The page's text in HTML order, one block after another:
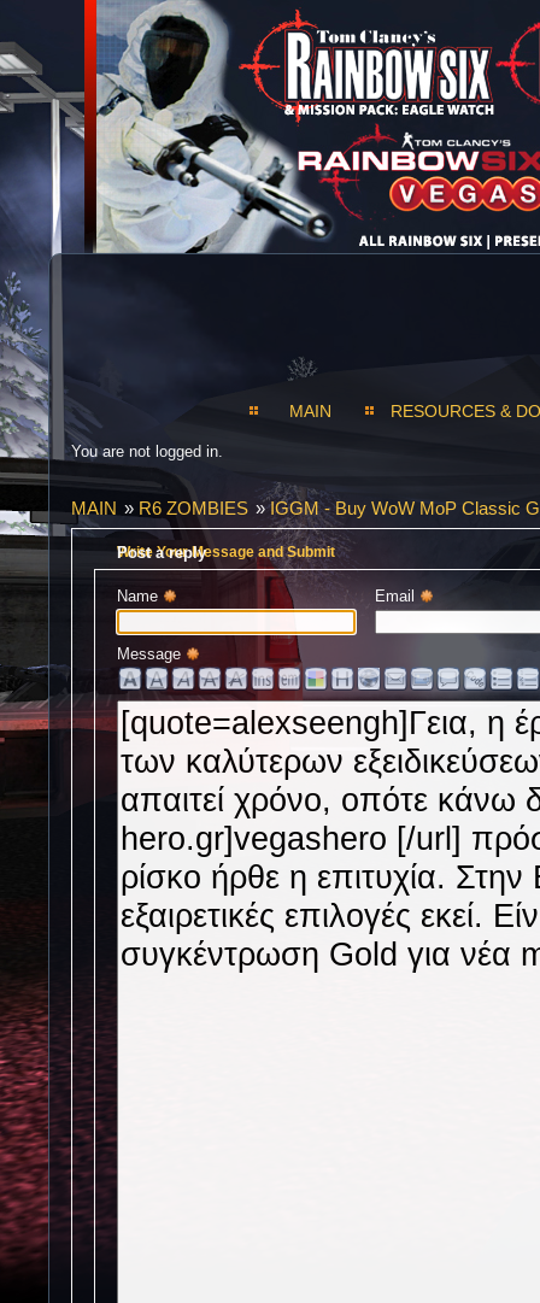
MAIN RESOURCES &
You are not logged in.
MAIN » R6 ZOMBIES »IGGM - Buy WoW MoP Classic
Post a reply
Write Your Message and Submit
Name Email
Message